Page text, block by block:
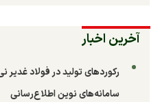
آخرین اخبار
رکوردهای تولید در فولاد
سامانه‌های نوین اطلاع‌رسانی